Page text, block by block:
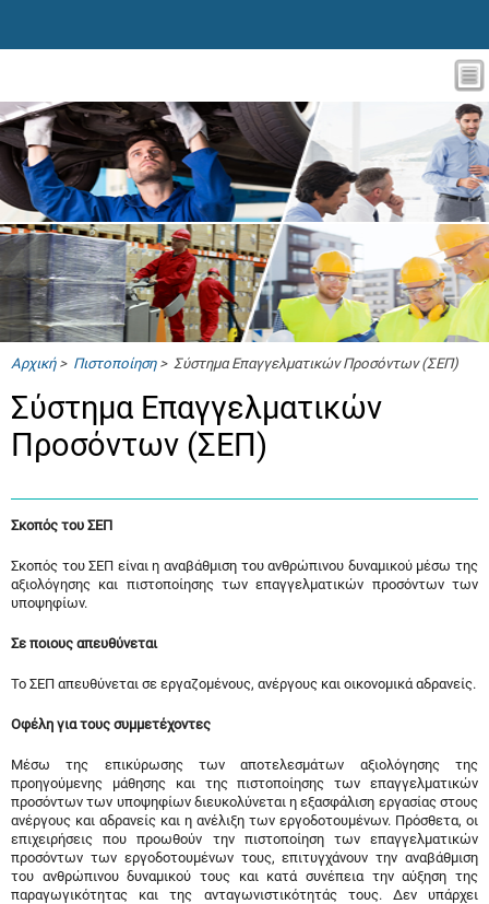
Αρχική> Πιστοποίηση> Σύστημα Επαγγελματικών Προσόντων (ΣΕΠ)
Σύστημα Επαγγελματικών
Προσόντων (ΣΕΠ)
Σκοπός του ΣΕΠ
Σκοπός του ΣΕΠ είναι η αναβάθμιση του ανθρώπινου δυναμικού μέσω της
αξιολόγησης και πιστοποίησης των επαγγελματικών προσόντων των
υποψηφίων.
Σε ποιους απευθύνεται
Το ΣΕΠ απευθύνεται σε εργαζομένους, ανέργους και οικονομικά αδρανείς.
Οφέλη για τους συμμετέχοντες
Μέσω της επικύρωσης των αποτελεσμάτων αξιολόγησης της
προηγούμενης μάθησης και της πιστοποίησης των επαγγελματικών
προσόντων των υποψηφίων διευκολύνεται η εξασφάλιση εργασίας στους
ανέργους και αδρανείς και η ανέλιξη των εργοδοτουμένων. Πρόσθετα, οι
επιχειρήσεις που προωθούν την πιστοποίηση των επαγγελματικών
προσόντων των εργοδοτουμένων τους, επιτυγχάνουν την αναβάθμιση
του ανθρώπινου δυναμικού τους και κατά συνέπεια την αύξηση της
παραγωγικότητας και της ανταγωνιστικότητάς τους. Δεν υπάρχει